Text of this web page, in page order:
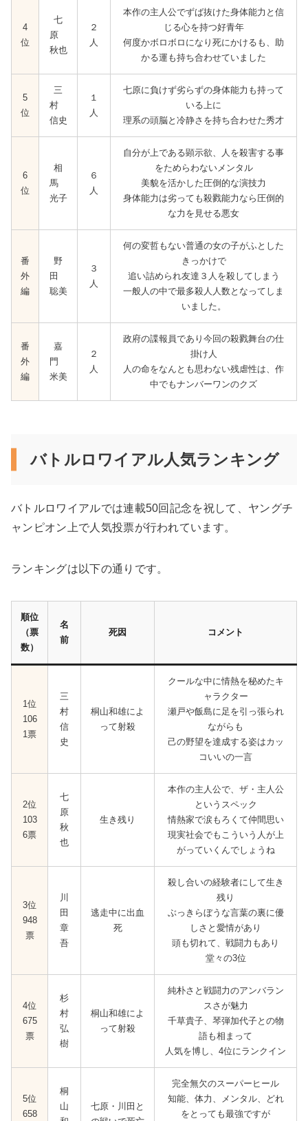
4
位
七
原
秋也
２
人
本作の主人公でずば抜けた身体能力と信
じる心を持つ好青年
何度かボロボロになり死にかけるも、助
かる運も持ち合わせていました
5
位
三
村
信史
１
人
七原に負けず劣らずの身体能力も持って
いる上に
理系の頭脳と冷静さを持ち合わせた秀才
6
位
相
馬
光子
６
人
自分が上である顕示欲、人を殺害する事
をためらわないメンタル
美貌を活かした圧倒的な演技力
身体能力は劣っても殺戮能力なら圧倒的
な力を見せる悪女
番
外
編
野
田
聡美
３
人
何の変哲もない普通の女の子がふとした
きっかけで
追い詰められ友達３人を殺してしまう
一般人の中で最多殺人人数となってしま
いました。
番
外
編
嘉
門
米美
２
人
政府の諜報員であり今回の殺戮舞台の仕
掛け人
人の命をなんとも思わない残虐性は、作
中でもナンバーワンのクズ
バトルロワイアル人気ランキング
バトルロワイアルでは連載50回記念を祝して、ヤングチ
ャンピオン上で人気投票が行われています。
ランキングは以下の通りです。
順位
（票
数）
名
前
死因 コメント
1位
106
1票
三
村
信
史
桐山和雄によ
って射殺
クールな中に情熱を秘めたキ
ャラクター
瀬戸や飯島に足を引っ張られ
ながらも
己の野望を達成する姿はカッ
コいいの一言
2位
103
6票
七
原
秋
也
生き残り
本作の主人公で、ザ・主人公
というスペック
情熱家で涙もろくて仲間思い
現実社会でもこういう人が上
がっていくんでしょうね
3位
948
票
川
田
章
吾
逃走中に出血
死
殺し合いの経験者にして生き
残り
ぶっきらぼうな言葉の裏に優
しさと愛情があり
頭も切れて、戦闘力もあり
堂々の3位
4位
675
票
杉
村
弘
樹
桐山和雄によ
って射殺
純朴さと戦闘力のアンバラン
スさが魅力
千草貴子、琴弾加代子との物
語も相まって
人気を博し、4位にランクイン
5位
658
桐
山
七原・川田と
完全無欠のスーパーヒール
知能、体力、メンタル、どれ
をとっても最強ですが